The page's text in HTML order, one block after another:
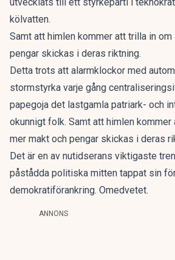
kölvatten.
Samt att himlen kommer att trilla in
pengar skickas i deras riktning.
Detta trots att alarmklockor med
stormstyrka varje gång
papegoja det lastgamla patriark- och
okunnigt folk. Samt att himlen
mer makt och pengar skickas i deras
Det är en av nutidserans viktigaste
påstådda politiska mitten tappat sin
demokratiförankring. Omedvetet.
ANNONS